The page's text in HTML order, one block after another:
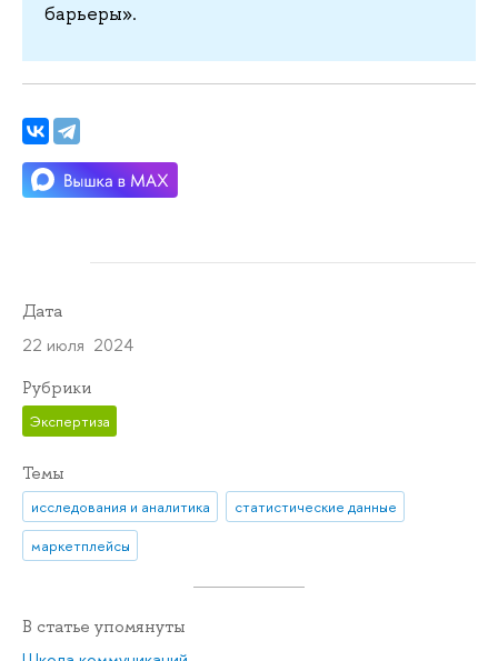
барьеры».
Дата
22 июля 2024
Рубрики
Экспертиза
Темы
исследования и аналитика
статистические данные
маркетплейсы
В статье упомянуты